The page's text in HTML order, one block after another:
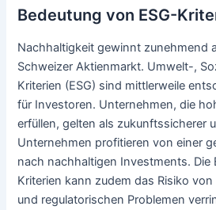
Bedeutung von ESG-
Nachhaltigkeit gewinnt zunehmend
Schweizer Aktienmarkt. Umwelt-,
Kriterien (ESG) sind mittlerweile
für Investoren. Unternehmen, die
erfüllen, gelten als zukunftssicherer
Unternehmen profitieren von einer
nach nachhaltigen Investments. Die
Kriterien kann zudem das Risiko
und regulatorischen Problemen